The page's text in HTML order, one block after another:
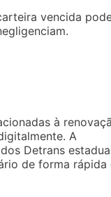
vencida
à
A
Detrans
de forma rápida